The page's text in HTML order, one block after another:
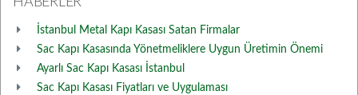
İstanbul Metal Kapı Kasası Satan Firmalar
Sac Kapı Kasasında Yönetmeliklere Uygun Üretimin Önemi
Ayarlı Sac Kapı Kasası İstanbul
Sac Kapı Kasası Fiyatları ve Uygulaması